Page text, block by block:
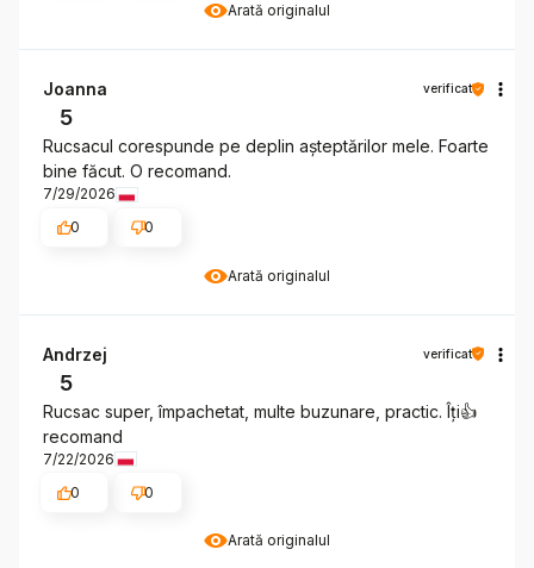
Arată originalul
Arată originalul
Joanna verificat
5
Rucsacul corespunde pe deplin așteptărilor mele. Foarte
bine făcut. O recomand.
7/29/2026
0
0
Arată originalul
Andrzej verificat
5
Rucsac super, împachetat, multe buzunare, practic. Îți👍️
recomand
7/22/2026
0
0